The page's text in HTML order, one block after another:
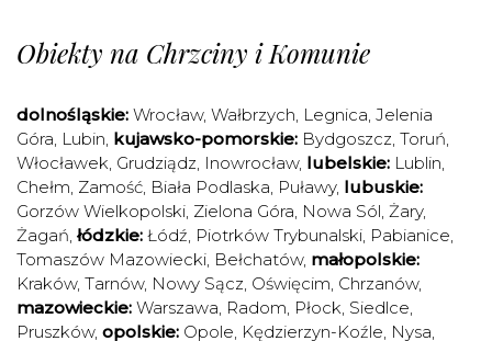
Obiekty na Chrzciny i Komunie
dolnośląskie: Wrocław, Wałbrzych, Legnica, Jelenia
Góra, Lubin, kujawsko-pomorskie: Bydgoszcz, Toruń,
Włocławek, Grudziądz, Inowrocław, lubelskie: Lublin,
Chełm, Zamość, Biała Podlaska, Puławy, lubuskie:
Gorzów Wielkopolski, Zielona Góra, Nowa Sól, Żary,
Żagań, łódzkie: Łódź, Piotrków Trybunalski, Pabianice,
Tomaszów Mazowiecki, Bełchatów, małopolskie:
Kraków, Tarnów, Nowy Sącz, Oświęcim, Chrzanów,
mazowieckie: Warszawa, Radom, Płock, Siedlce,
Pruszków, opolskie: Opole, Kędzierzyn-Koźle, Nysa,